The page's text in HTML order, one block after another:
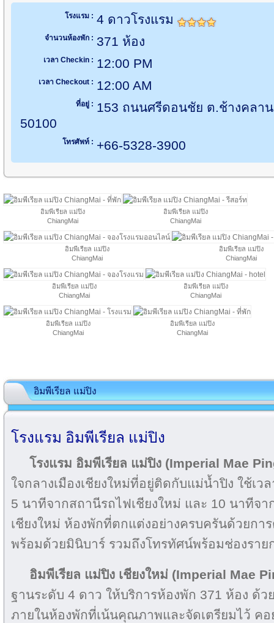
โรงแรม : 4 ดาวโรงแรม
จำนวนห้องพัก : 371 ห้อง
เวลา Checkin : 12:00 PM
เวลา Checkout : 12:00 AM
ที่อยู่ : 153 ถนนศรีดอนชัย ต.ช้างคลาน
50100
โทรศัพท์ : +66-5328-3900
อิมพีเรียล แม่ปิง
ChiangMai
อิมพีเรียล แม่ปิง
ChiangMai
อิมพีเรียล แม่ปิง
ChiangMai
อิมพีเรียล แม่ปิง
ChiangMai
อิมพีเรียล แม่ปิง
ChiangMai
อิมพีเรียล แม่ปิง
ChiangMai
อิมพีเรียล แม่ปิง
ChiangMai
อิมพีเรียล แม่ปิง
ChiangMai
อิมพีเรียล แม่ปิง
โรงแรม อิมพีเรียล แม่ปิง
โรงแรม อิมพีเรียล แม่ปิง (Imperial Mae
ใจกลางเมืองเชียงใหม่ที่อยู่ติดกับแม่น้ำปิง ใช้เว
5 นาทีจากสถานีรถไฟเชียงใหม่ และ 10 นาทีจ
เชียงใหม่ ห้องพักที่ตกแต่งอย่างครบครันด้วยกา
พร้อมด้วยมินิบาร์ รวมถึงโทรทัศน์พร้อมช่องราย
อิมพีเรียล แม่ปิง เชียงใหม่ (Imperial Mae
ฐานระดับ 4 ดาว ให้บริการห้องพัก 371 ห้อง ด้
ภายในห้องพักที่เน้นคุณภาพและจัดเตรียมไว้ ค